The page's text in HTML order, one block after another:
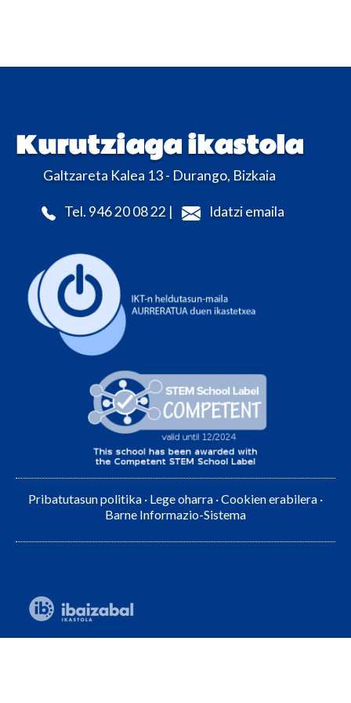
Kurutziaga ikastola
Galtzareta Kalea 13 - Durango, Bizkaia
Tel. 946 20 08 22 | Idatzi emaila
Pribatutasun politika · Lege oharra ·Cookien erabilera ·
Barne Informazio-Sistema